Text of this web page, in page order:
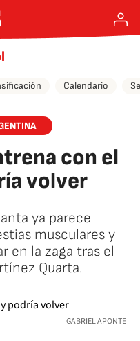
Calendario
con el
volver
ya parece
musculares y
en la zaga tras el
Quarta.
GABRIEL APONTE